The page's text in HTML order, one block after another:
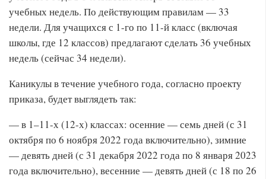
учебных недель. По действующим правилам — 33
недели. Для учащихся с 1-го по 11-й класс (включая
школы, где 12 классов) предлагают сделать 36 учебных
недель (сейчас 34 недели).
Каникулы в течение учебного года, согласно проекту
приказа, будет выглядеть так:
— в 1–11-х (12-х) классах: осенние — семь дней (с 31
октября по 6 ноября 2022 года включительно), зимние
— девять дней (с 31 декабря 2022 года по 8 января 2023
года включительно), весенние — девять дней (с 18 по 26